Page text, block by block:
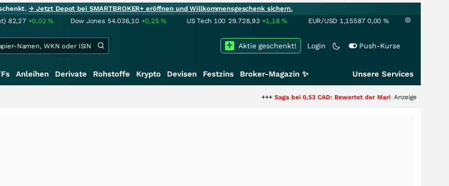
→ Jetzt Depot bei SMARTBROKER+ eröffnen und Willkommensgeschenk sichern.
82,27 +0,02% Dow Jones 54.036,10 +0,25% US Tech 100 29.728,93 +1,18% EUR/USD 1,15587 0,00 %
Login Push-Kurse
Aktie geschenkt!
Anleihen Derivate Rohstoffe Krypto Devisen Festzins Broker-Magazin ✨ Unsere Services
Saga bei 0,53 CAD: Bewertet der Markt noch immer nur die Hälfte
Anzeige